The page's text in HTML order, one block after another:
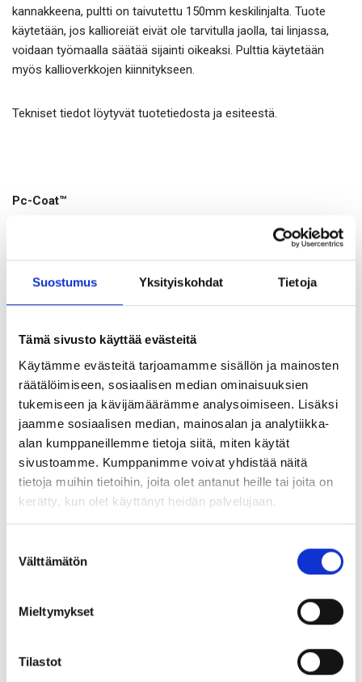
Suostumus Yksityiskohdat Tietoja
Tämä sivusto käyttää evästeitä
Käytämme evästeitä tarjoamamme sisällön ja mainosten
räätälöimiseen, sosiaalisen median ominaisuuksien
tukemiseen ja kävijämäärämme analysoimiseen. Lisäksi
jaamme sosiaalisen median, mainosalan ja analytiikka-
alan kumppaneillemme tietoja siitä, miten käytät
sivustoamme. Kumppanimme voivat yhdistää näitä
tietoja muihin tietoihin, joita olet antanut heille tai joita on
kerätty, kun olet käyttänyt heidän palvelujaan.
valinta
Välttämätön
Mieltymykset
Tilastot
kannakkeena, pultti on taivutettu 150mm keskilinjalta. Tuote
käytetään, jos kallioreiät eivät ole tarvitulla jaolla, tai linjassa,
voidaan työmaalla säätää sijainti oikeaksi. Pulttia käytetään
myös kallioverkkojen kiinnitykseen.
Tekniset tiedot löytyvät tuotetiedosta ja esiteestä.
Pc-Coat™
1783200801
Rebar bolt M20x800 G=150 Pc-
1783201001
1783201201
Rebar bolt M20x1200 G=150
Pc-Coat
1783201401
Rebar bolt M20x1400 G=150
Pc-Coat
Pc-Coat™ bended
Article no